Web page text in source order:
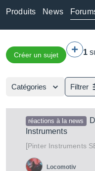
Produits News
Créer un sujet 1
Catégories Filtrer
réactions à la news
Instruments
[Pinter Instruments
Locomotiv